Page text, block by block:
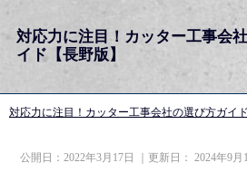
対応力に注目！カッター工事会
イド【長野版】
対応力に注目！カッター工事会社の選び方ガイド
公開日： 2022年3月17日 ｜更新日： 2024年9月